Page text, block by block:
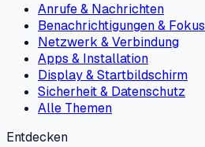
Anrufe & Nachrichten
Benachrichtigungen & Fokus
Netzwerk & Verbindung
Apps & Installation
Display & Startbildschirm
Sicherheit & Datenschutz
Alle Themen
Entdecken